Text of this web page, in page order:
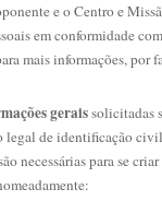
e o Centro e
em conformidade
mais informações, por
geraissolicitadas
legal de identificação
necessárias para se